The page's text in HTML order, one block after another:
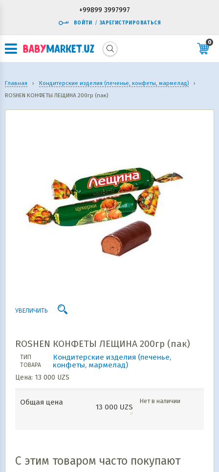
+99899 3997997
ВОЙТИ / ЗАРЕГИСТРИРОВАТЬСЯ
0
Главная › Кондитерские изделия (печенье, конфеты, мармелад)
›
ROSHEN КОНФЕТЫ ЛЕЩИНА 200гр (пак)
УВЕЛИЧИТЬ
ROSHEN КОНФЕТЫ ЛЕЩИНА 200гр (пак)
ТИП
ТОВАРА
Кондитерские изделия (печенье,
конфеты, мармелад)
Цена: 13 000 UZS
Общая цена
13 000 UZS
Нет в наличии
С этим товаром часто покупают